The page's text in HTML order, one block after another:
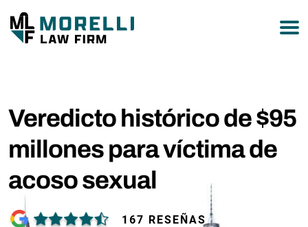
Veredicto histórico de $95
millones para víctima de
acoso sexual
167 RESEÑAS